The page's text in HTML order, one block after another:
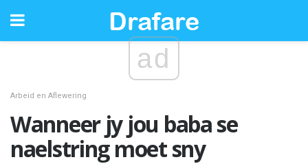
ad
Arbeid en Aflewering
Wanneer jy jou baba se
naelstring moet sny